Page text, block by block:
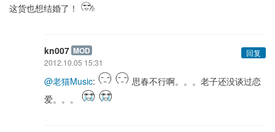
这货也想结婚了！
kn007 MOD
回复
2012.10.05 15:31
@老猫Music:
思春不行啊。。。老子还没谈过恋
爱。。。